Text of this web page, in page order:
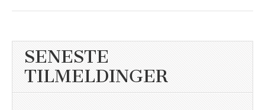
SENESTE
TILMELDINGER